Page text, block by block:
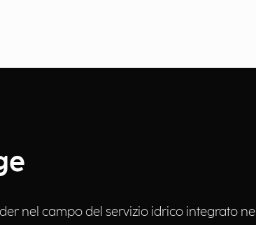
nel campo del servizio idrico integrato